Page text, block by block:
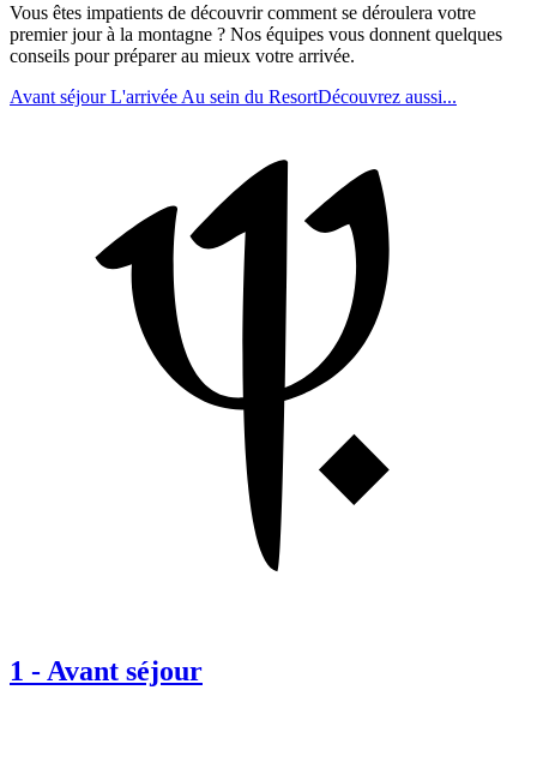
Vous êtes impatients de découvrir comment se déroulera votre
premier jour à la montagne ? Nos équipes vous donnent quelques
conseils pour préparer au mieux votre arrivée.
Avant séjourL'arrivée Au sein du ResortDécouvrez aussi...
1 - Avant séjour